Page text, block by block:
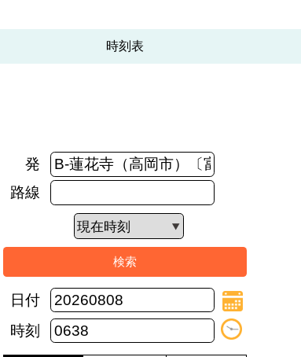
時刻表
発
路線
日付
時刻